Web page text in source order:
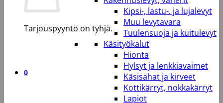
Tarjouspyyntö on tyhjä.
0
Kipsi-, lastu-. ja lujalevyt
Muu levytavara
Tuulensuoja ja kuitulevyt
Käsityökalut
Hionta
Hylsyt ja lenkkiavaimet
Käsisahat ja kirveet
Kottikärryt, nokkakärryt
Lapiot